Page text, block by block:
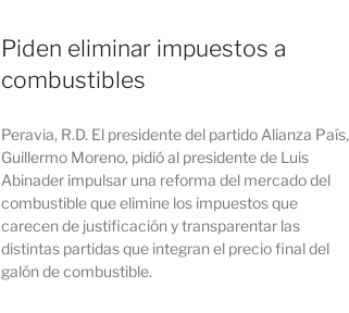
Piden eliminar impuestos a
combustibles
Peravia, R.D. El presidente del partido Alianza País,
Guillermo Moreno, pidió al presidente de Luis
Abinader impulsar una reforma del mercado del
combustible que elimine los impuestos que
carecen de justificación y transparentar las
distintas partidas que integran el precio final del
galón de combustible.